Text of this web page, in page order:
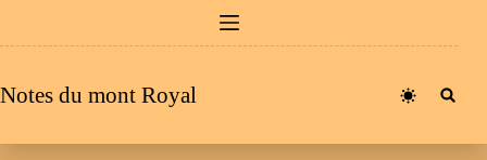
au
Notes du mont Royal